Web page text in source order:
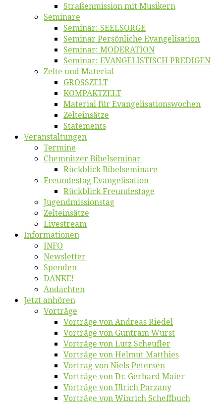
Straßenmis­sion mit Musikern
Se­mi­na­re
Se­mi­nar: SEELSORGE
Se­mi­nar Per­sön­li­che Evangelisation
Se­mi­nar: MODERATION
Se­mi­nar: EVANGELISTISCH PREDIGEN
Zel­te und Material
GROSSZELT
KOMPAKTZELT
Ma­te­ri­al für Evangelisationswochen
Zelt­ein­sät­ze
State­ments
Ver­an­stal­tun­gen
Ter­mi­ne
Chemnit­zer Bibelseminar
Rück­blick Bibelseminare
Freun­des­tag Evangelisation
Rück­blick Freundestage
Jugend­mis­sions­tag
Zelt­ein­sät­ze
Live­stream
Informatio­nen
INFO
News­let­ter
Spen­den
DANKE!
An­dach­ten
Jetzt an­hö­ren
Vor­trä­ge
Vor­trä­ge von An­dre­as Riedel
Vor­trä­ge von Gun­tram Wurst
Vor­trä­ge von Lutz Scheufler
Vor­trä­ge von Hel­mut Matthies
Vor­trag von Niels Petersen
Vor­trä­ge von Dr. Ger­hard Maier
Vor­trä­ge von Ul­rich Parzany
Vor­trä­ge von Win­rich Scheffbuch